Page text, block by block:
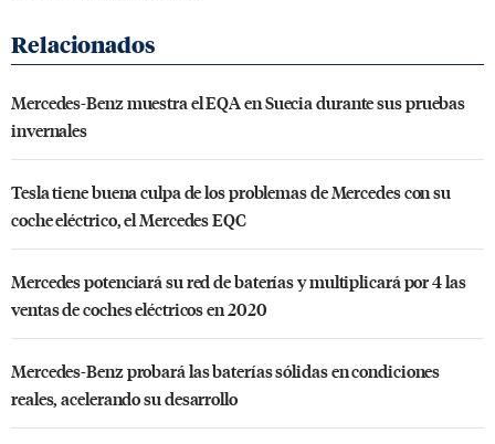
Mercedes-Benz muestra el EQA en Suecia durante sus pruebas
invernales
Tesla tiene buena culpa de los problemas de Mercedes con su
coche eléctrico, el Mercedes EQC
Mercedes potenciará su red de baterías y multiplicará por 4 las
ventas de coches eléctricos en 2020
Mercedes-Benz probará las baterías sólidas en condiciones
reales, acelerando su desarrollo